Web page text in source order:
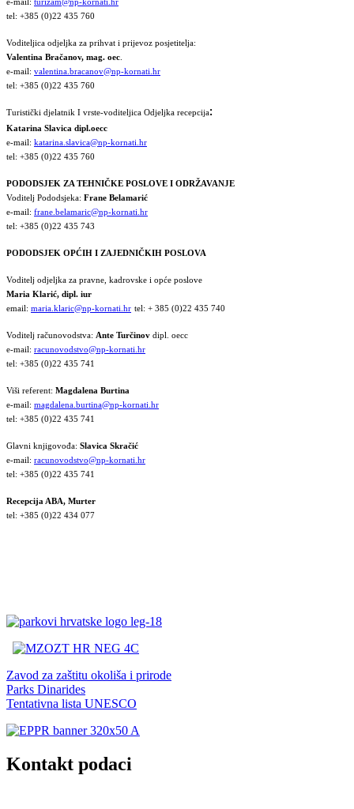
e-mail: turizam@np-kornati.hr
tel: +385 (0)22 435 760
Voditeljica odjeljka za prihvat i prijevoz posjetitelja:
Valentina Bračanov, mag. oec
e-mail: valentina.bracanov@np-kornati.hr
tel: +385 (0)22 435 760
Turistički djelatnik I vrste-voditeljica Odjeljka recepcija:
Katarina Slavica dipl.oecc
e-mail: katarina.slavica@np-kornati.hr
tel: +385 (0)22 435 760
PODODSJEK ZA TEHNIČKE POSLOVE I ODRŽAVANJE
Voditelj Pododsjeka: Frane Belamarić
e-mail: frane.belamaric@np-kornati.hr
tel: +385 (0)22 435 743
PODODSJEK OPĆIH I ZAJEDNIČKIH POSLOVA
Voditelj odjeljka za pravne, kadrovske i opće poslove
Maria Klarić, dipl. iur
email: maria.klaric@np-kornati.hr tel: + 385 (0)22 435 740
Voditelj računovodstva: Ante Turčinov dipl. oecc
e-mail: racunovodstvo@np-kornati.hr
tel: +385 (0)22 435 741
Viši referent: Magdalena Burtina
e-mail: magdalena.burtina@np-kornati.hr
tel: +385 (0)22 435 741
Glavni knjigovođa: Slavica Skračić
e-mail: racunovodstvo@np-kornati.hr
tel: +385 (0)22 435 741
Recepcija ABA, Murter
tel: +385 (0)22 434 077
Zavod za zaštitu okoliša i prirode
Parks Dinarides
Tentativna lista UNESCO
Kontakt podaci